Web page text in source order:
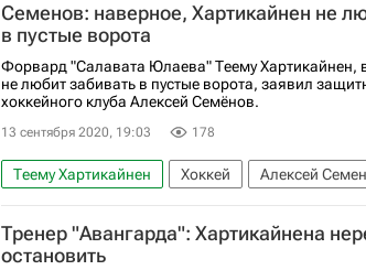
Семенов: наверное, Хартикайнен не
в пустые ворота
Форвард "Салавата Юлаева" Теему Хартикайнен,
не любит забивать в пустые ворота, заявил
хоккейного клуба Алексей Семёнов.
13 сентября 2020, 19:03 178
Теему Хартикайнен Хоккей Алексей
Тренер "Авангарда": Хартикайнена
остановить